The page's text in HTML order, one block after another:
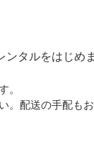
ンタルをはじめ
。
。配送の手配も